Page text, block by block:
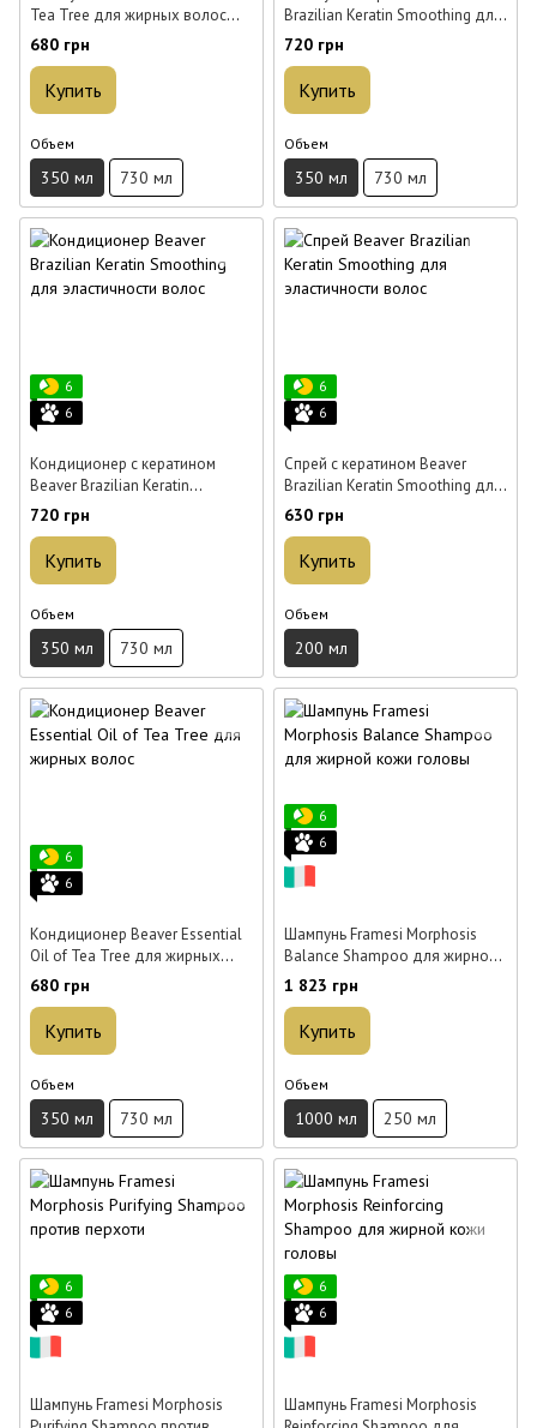
Tea Tree для жирных волос
350 мл
680 грн
Купить
Объем
350 мл 730 мл
Brazilian Keratin Smoothing для
эластичности волос 350 мл
720 грн
Купить
Объем
350 мл 730 мл
6
6
Кондиционер с кератином
Beaver Brazilian Keratin
Smoothing для эластичности
волос 350 мл
720 грн
Купить
Объем
350 мл 730 мл
6
6
Спрей с кератином Beaver
Brazilian Keratin Smoothing для
эластичности волос 200 мл
630 грн
Купить
Объем
200 мл
6
6
Кондиционер Beaver Essential
Oil of Tea Tree для жирных
волос 350 мл
680 грн
Купить
Объем
350 мл 730 мл
6
6
Шампунь Framesi Morphosis
Balance Shampoo для жирной
кожи головы 1 л
1 823 грн
Купить
Объем
1000 мл 250 мл
6
6
Шампунь Framesi Morphosis
6
6
Шампунь Framesi Morphosis